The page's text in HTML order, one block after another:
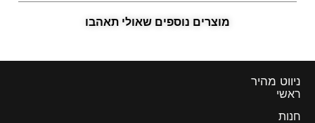
מוצרים נוספים שאולי תאהבו
ניווט מהיר
ראשי
חנות